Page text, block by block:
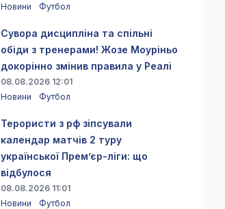
Новини
Футбол
Сувора дисципліна та спільні
обіди з тренерами! Жозе Моуріньо
докорінно змінив правила у Реалі
08.08.2026 12:01
Новини
Футбол
Терористи з рф зіпсували
календар матчів 2 туру
української Прем’єр-ліги: що
відбулося
08.08.2026 11:01
Новини
Футбол